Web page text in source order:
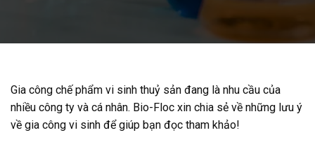
Gia công chế phẩm vi sinh thuỷ sản đang là nhu cầu của
nhiều công ty và cá nhân. Bio-Floc xin chia sẻ về những lưu ý
về gia công vi sinh để giúp bạn đọc tham khảo!